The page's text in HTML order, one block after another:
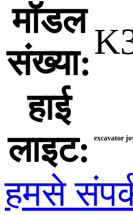
मॉडल
संख्या:
हाई
लाइट:
excavator
हमसे